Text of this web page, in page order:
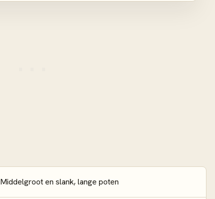
Middelgroot en slank, lange poten